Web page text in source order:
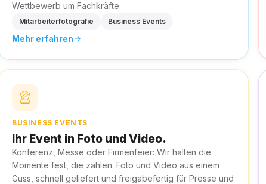
Wettbewerb um Fachkräfte.
Mitarbeiterfotografie Business Events
Mehr erfahren
BUSINESS EVENTS
Ihr Event in Foto und Video.
Konferenz, Messe oder Firmenfeier: Wir halten die
Momente fest, die zählen. Foto und Video aus einem
Guss, schnell geliefert und freigabefertig für Presse und